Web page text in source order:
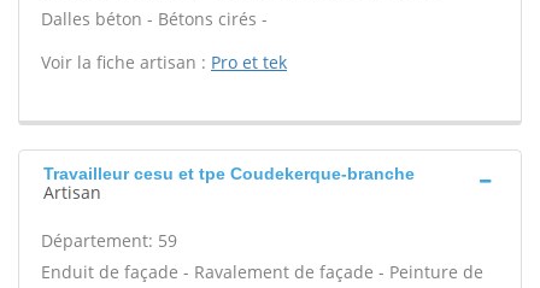
Dalles béton - Bétons cirés -
Voir la fiche artisan : Pro et tek
Travailleur cesu et tpe Coudekerque-branche
Artisan
Département: 59
Enduit de façade - Ravalement de façade - Peinture de